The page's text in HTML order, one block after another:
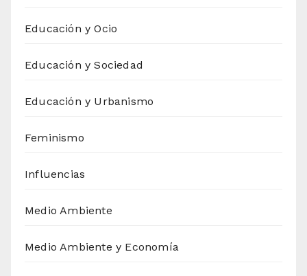
Educación y Ocio
Educación y Sociedad
Educación y Urbanismo
Feminismo
Influencias
Medio Ambiente
Medio Ambiente y Economía